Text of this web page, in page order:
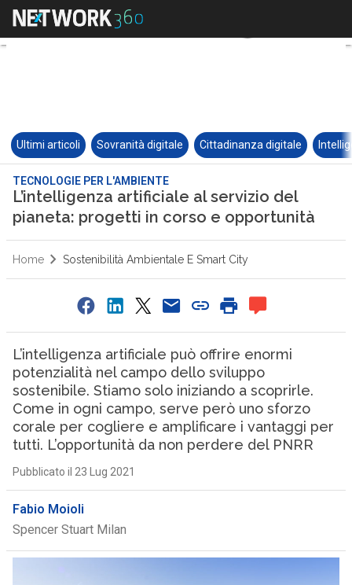
Ultimi articoli Sovranità digitale Cittadinanza digitale
TECNOLOGIE PER L'AMBIENTE
L’intelligenza artificiale al servizio del
pianeta: progetti in corso e opportunità
Home Sostenibilità Ambientale E Smart City
L’intelligenza artificiale può offrire enormi
potenzialità nel campo dello sviluppo
sostenibile. Stiamo solo iniziando a scoprirle.
Come in ogni campo, serve però uno sforzo
corale per cogliere e amplificare i vantaggi per
tutti. L’opportunità da non perdere del PNRR
Pubblicato il 23 Lug 2021
Fabio Moioli
Spencer Stuart Milan